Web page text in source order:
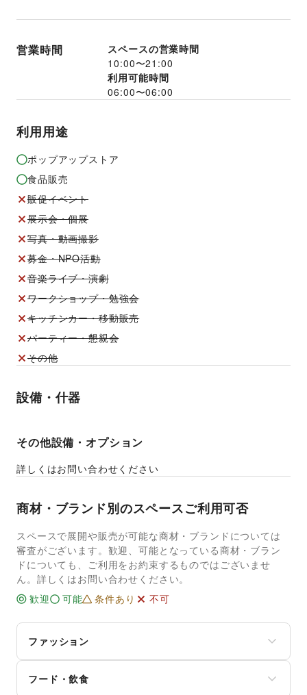
営業時間
スペースの営業時間
10:00〜21:00
利用可能時間
06:00〜06:00
利用用途
ポップアップストア
食品販売
販促イベント
展示会・個展
写真・動画撮影
募金・NPO活動
音楽ライブ・演劇
ワークショップ・勉強会
キッチンカー・移動販売
パーティー・懇親会
その他
設備・什器
その他設備・オプション
詳しくはお問い合わせください
商材・ブランド別のスペースご利用可否
スペースで展開や販売が可能な商材・ブランドについては
審査がございます。歓迎、可能となっている商材・ブラン
ドについても、ご利用をお約束するものではございませ
ん。詳しくはお問い合わせください。
歓迎
可能 条件あり 不可
ファッション
レディースファッション
フード・飲食